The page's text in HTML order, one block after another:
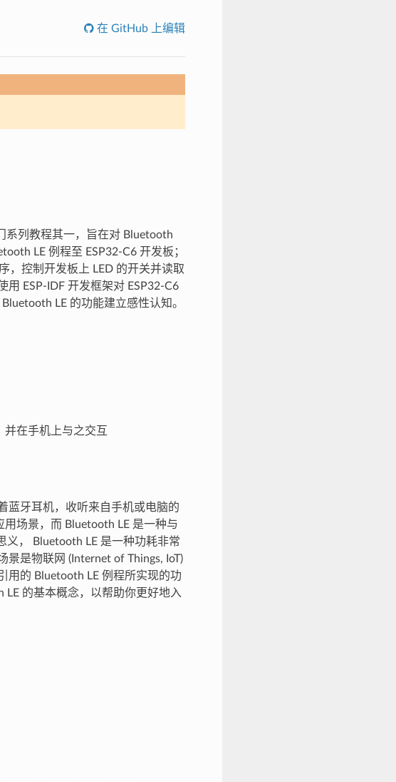
在 GitHub 上编辑
系列教程其一，旨在对 Bluetooth
LE 例程至 ESP32-C6 开发板；
，控制开发板上 LED 的开关并读取
ESP-IDF 开发框架对 ESP32-C6
LE 的功能建立感性认知。
并在手机上与之交互
蓝牙耳机，收听来自手机或电脑的
场景，而 Bluetooth LE 是一种与
义， Bluetooth LE 是一种功耗非常
是物联网 (Internet of Things, IoT)
用的 Bluetooth LE 例程所实现的功
的基本概念，以帮助你更好地入